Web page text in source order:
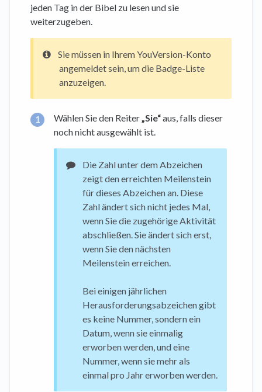
jeden Tag in der Bibel zu lesen und sie
weiterzugeben.
Sie müssen in Ihrem YouVersion-Konto
angemeldet sein, um die Badge-Liste
anzuzeigen.
Wählen Sie den Reiter„Sie“aus, falls dieser
noch nicht ausgewählt ist.
Die Zahl unter dem Abzeichen
zeigt den erreichten Meilenstein
für dieses Abzeichen an. Diese
Zahl ändert sich nicht jedes Mal,
wenn Sie die zugehörige Aktivität
abschließen. Sie ändert sich erst,
wenn Sie den nächsten
Meilenstein erreichen.
Bei einigen jährlichen
Herausforderungsabzeichen gibt
es keine Nummer, sondern ein
Datum, wenn sie einmalig
erworben werden, und eine
Nummer, wenn sie mehr als
einmal pro Jahr erworben werden.